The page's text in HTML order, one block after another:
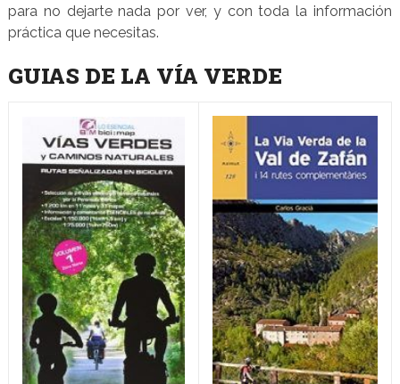
para no dejarte nada por ver, y con toda la información
práctica que necesitas.
GUIAS DE LA VÍA VERDE